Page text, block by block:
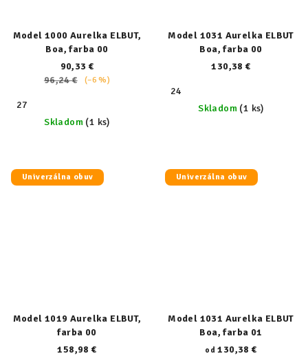
Model 1000 Aurelka ELBUT,
Boa, farba 00
90,33 €
96,24 €
(–6 %)
27
Skladom (1 ks)
Model 1031 Aurelka ELBUT
Boa, farba 00
130,38 €
24
Skladom (1 ks)
Univerzálna obuv
Model 1019 Aurelka ELBUT,
farba 00
158,98 €
Univerzálna obuv
Model 1031 Aurelka ELBUT
Boa, farba 01
od 130,38 €